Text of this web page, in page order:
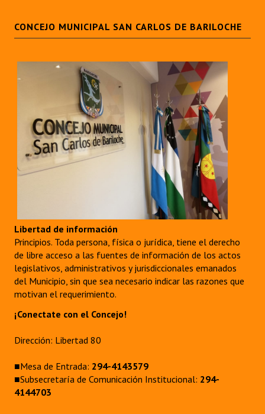
CONCEJO MUNICIPAL SAN CARLOS DE BARILOCHE
Libertad de información
Principios. Toda persona, física o jurídica, tiene el derecho
de libre acceso a las fuentes de información de los actos
legislativos, administrativos y jurisdiccionales emanados
del Municipio, sin que sea necesario indicar las razones que
motivan el requerimiento.
¡Conectate con el Concejo!
Dirección: Libertad 80
■Mesa de Entrada: 294-4143579
■Subsecretaría de Comunicación Institucional: 294-
4144703